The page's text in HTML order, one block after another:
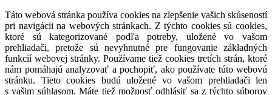
Táto webová stránka používa cookies na zlepšenie vašich skúseností
pri navigácii na webových stránkach. Z týchto cookies sú cookies,
ktoré sú kategorizované podľa potreby, uložené vo vašom
prehliadači, pretože sú nevyhnutné pre fungovanie základných
funkcií webovej stránky. Používame tiež cookies tretích strán, ktoré
nám pomáhajú analyzovať a pochopiť, ako používate túto webovú
stránku. Tieto cookies budú uložené vo vašom prehliadači len
s vašim súhlasom. Máte tiež možnosť odhlásiť sa z týchto súborov